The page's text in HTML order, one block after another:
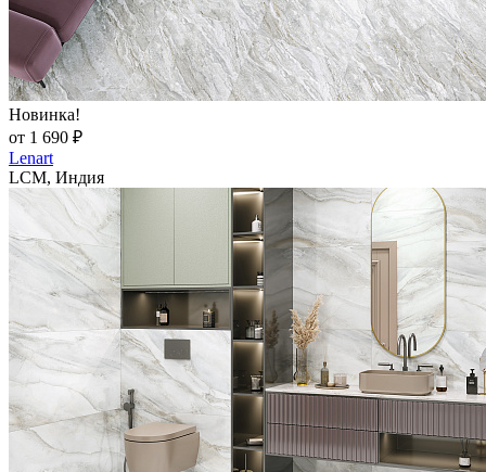
Новинка!
от 1 690 ₽
Lenart
LCM, Индия